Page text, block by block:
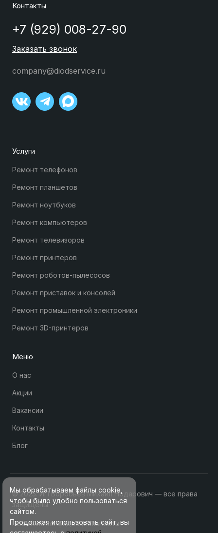
Контакты
+7 (929) 008-27-90
Заказать звонок
company@diodservice.ru
Услуги
Ремонт телефонов
Ремонт планшетов
Ремонт ноутбуков
Ремонт компьютеров
Ремонт телевизоров
Ремонт принтеров
Ремонт роботов-пылесосов
Ремонт приставок и консолей
Ремонт промышленной электроники
Ремонт 3D-принтеров
Меню
О нас
Акции
Вакансии
Контакты
Блог
© 2025. ИП Воробьев Михаил Нодарович — все права
защищены
Политика конфиденциальности
Мы обрабатываем файлы cookie,
чтобы было удобно пользоваться
сайтом.
Продолжая использовать сайт, вы